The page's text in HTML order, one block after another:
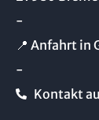
-
📍 Anfahrt in
-
Kontakt